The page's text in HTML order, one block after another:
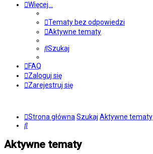
Więcej…
Tematy bez odpowiedzi
Aktywne tematy
Szukaj
FAQ
Zaloguj się
Zarejestruj się
Strona główna Szukaj Aktywne tematy
Szukaj
Aktywne tematy